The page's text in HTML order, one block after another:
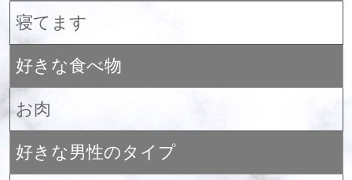
寝てます
好きな食べ物
お肉
好きな男性のタイプ